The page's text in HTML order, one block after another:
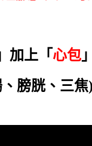
加上「 心包
膀胱、三焦